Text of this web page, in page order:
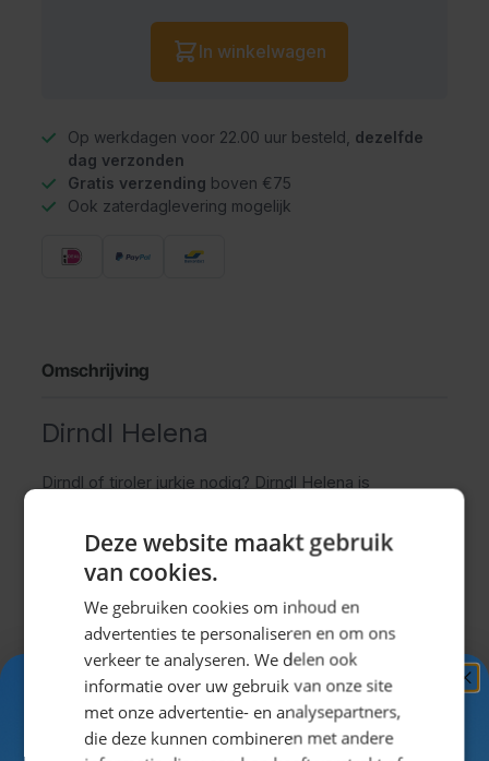
Aantal
In winkelwagen
Op werkdagen voor 22.00 uur besteld, dezelfde
dag verzonden
Gratis verzending boven €75
Ook zaterdaglevering mogelijk
Omschrijving
Dirndl Helena
Dirndl of tiroler jurkje nodig? Dirndl Helena is
supergezellig Oktoberfeestje!
Dirndl jurkje voor het Oktoberfest
De dirndl is het meestgedragen tiroler jurkje op het
Oktoberfest in München. Speciaal voor de
Nederlandse Oktoberfesten en Apres-ski feestjes
hebben wij de dirndl Helena samengesteld. Dit tiroler
jurkje is van een uitstekende prijs/kwaliteit en
weerstaat menig feestje.
Uitklappen
Deze website maakt gebruik
van cookies.
We gebruiken cookies om inhoud en
advertenties te personaliseren en om ons
verkeer te analyseren. We delen ook
informatie over uw gebruik van onze site
met onze advertentie- en analysepartners,
die deze kunnen combineren met andere
Ontvang5%
KORTING!